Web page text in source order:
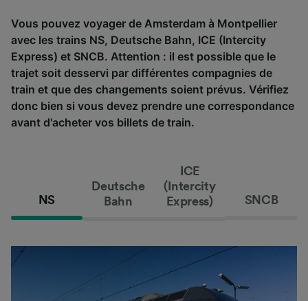
Vous pouvez voyager de Amsterdam à Montpellier
avec les trains NS, Deutsche Bahn, ICE (Intercity
Express) et SNCB. Attention : il est possible que le
trajet soit desservi par différentes compagnies de
train et que des changements soient prévus. Vérifiez
donc bien si vous devez prendre une correspondance
avant d'acheter vos billets de train.
NS
Deutsche
Bahn
ICE
(Intercity
Express)
SNCB